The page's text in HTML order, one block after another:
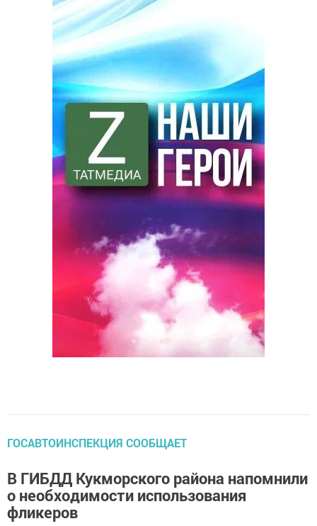
ГОСАВТОИНСПЕКЦИЯ СООБЩАЕТ
В ГИБДД Кукморского района напомнили
о необходимости использования
фликеров